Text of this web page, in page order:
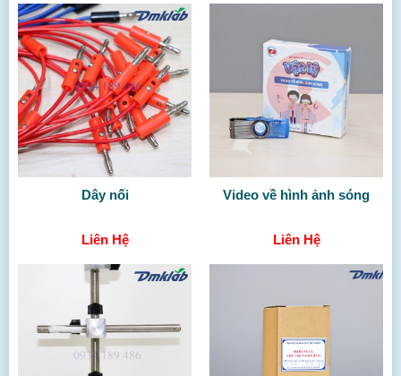
Dây nối
Liên Hệ
Video về hình ảnh sóng
Liên Hệ